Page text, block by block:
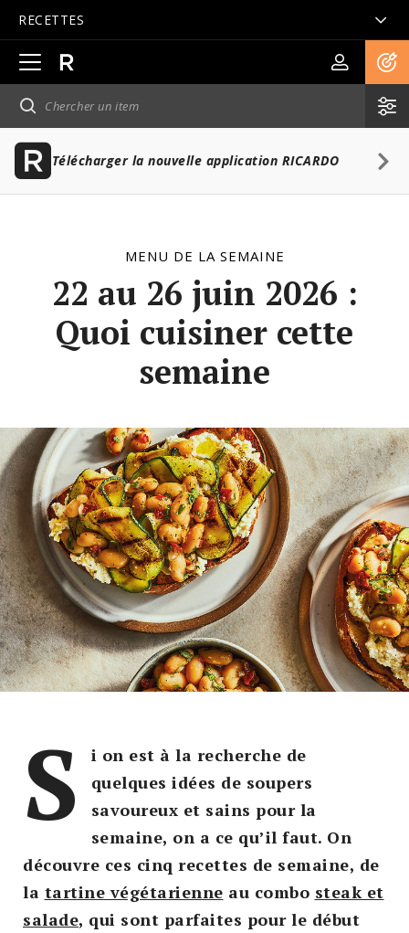
RECETTES
Ouvrir
la
navigation
principale
Télécharger la nouvelle application RICARDO
MENU DE LA SEMAINE
22 au 26 juin 2026 :
Quoi cuisiner cette
semaine
S
i on est à la recherche de
quelques idées de soupers
savoureux et sains pour la
semaine, on a ce qu’il faut. On
découvre ces cinq recettes de semaine, de
la tartine végétarienne au combo steak et
salade, qui sont parfaites pour le début